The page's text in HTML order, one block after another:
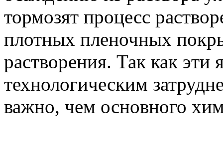
тормозят процесс
плотных пленочных
растворения. Так как эти
технологическим
важно, чем основного